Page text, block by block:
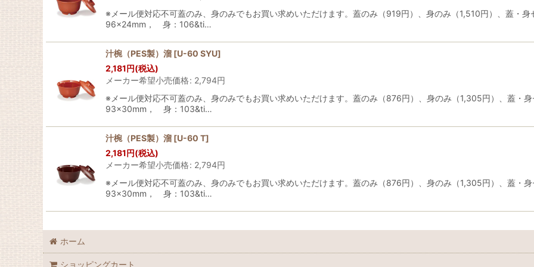
※メール便対応不可蓋のみ、身のみでもお買い求めいただけます。蓋のみ（919円）、身のみ（1,510円）、蓋・
96×24mm， 身：106&ti…
汁椀（PES製）溜 [U-60 SYU]
2,181円(税込)
メーカー希望小売価格: 2,794円
※メール便対応不可蓋のみ、身のみでもお買い求めいただけます。蓋のみ（876円）、身のみ（1,305円）、蓋・
93×30mm， 身：103&ti…
汁椀（PES製）溜 [U-60 T]
2,181円(税込)
メーカー希望小売価格: 2,794円
※メール便対応不可蓋のみ、身のみでもお買い求めいただけます。蓋のみ（876円）、身のみ（1,305円）、蓋・
93×30mm， 身：103&ti…
ホーム
ショッピングカート